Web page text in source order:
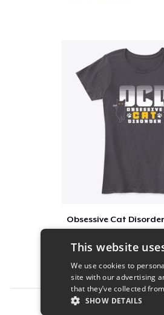
This website
We use cookies to
site with our advertising
that they’ve collected
SHOW DETAILS